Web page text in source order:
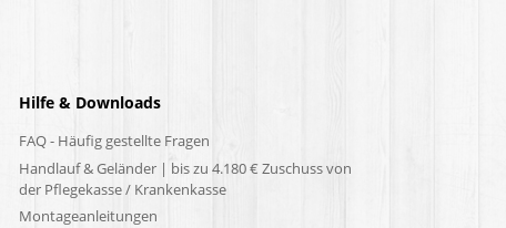
Hilfe & Downloads
FAQ - Häufig gestellte Fragen
Handlauf & Geländer | bis zu 4.180 € Zuschuss von
der Pflegekasse / Krankenkasse
Montageanleitungen